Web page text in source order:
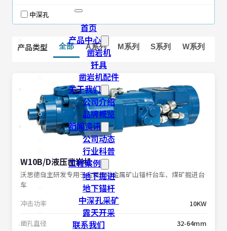
首页
产品中心
凿岩机
钎具
凿岩机配件
关于我们
公司介绍
品牌概览
新闻资讯
公司动态
行业科普
工程案例
地下掘进
地下锚杆
中深孔采矿
露天开采
联系我们
中深孔
产品类型 全部 A系列 M系列 S系列 W系列
W10B/D液压凿岩机
沃思德自主研发专用于金属及非金属矿山锚杆台车、煤矿掘进台
车
冲击功率
10KW
凿孔直径 32-64mm